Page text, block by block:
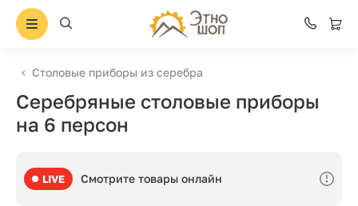
Столовые приборы из серебра
Серебряные столовые приборы
на 6 персон
LIVE Смотрите товары онлайн